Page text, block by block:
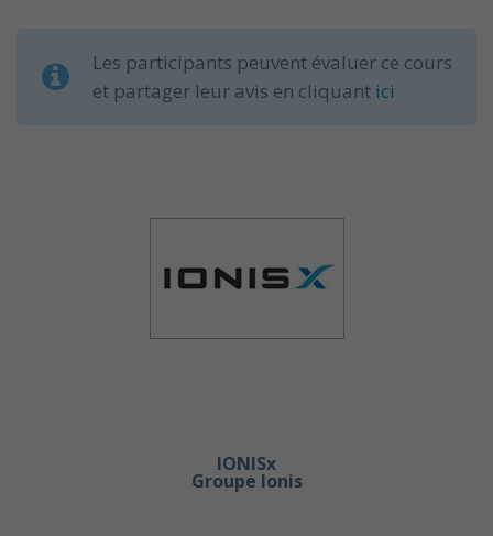
Les participants peuvent évaluer ce cours
et partager leur avis en cliquant ici
IONISx
Groupe Ionis